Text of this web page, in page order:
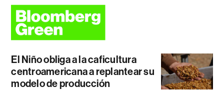
El Niño obliga a la caficultura
centroamericana a replantear su
modelo de producción